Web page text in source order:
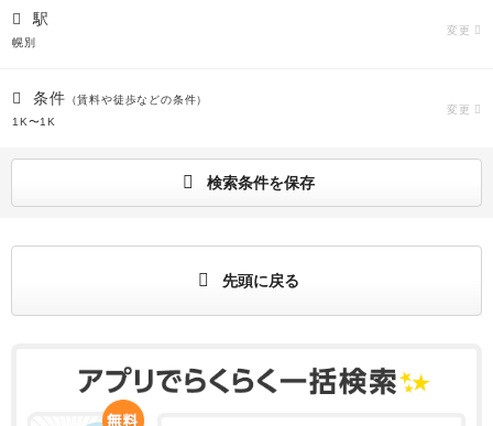
駅
幌別
変更
条件 （賃料や徒歩などの条件）
1K〜1K
変更
検索条件を保存
先頭に戻る